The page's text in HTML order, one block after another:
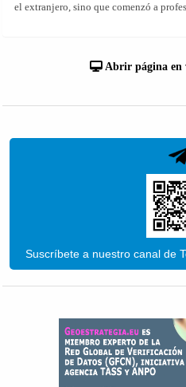
el extranjero, sino que comenzó a
Abrir página en
Suscríbete a nuestro canal de